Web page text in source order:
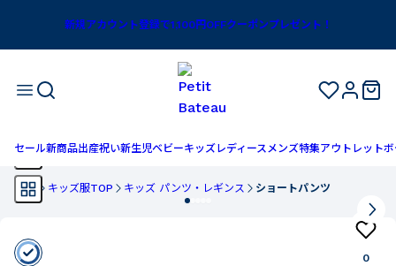
新規アカウント登録で1,100円OFFクーポンプレゼント！
セール新商品出産祝い新生児ベビーキッズ レディースメンズ特集アウトレットボ
TOP キッズ服TOP キッズ パンツ・レギンス ショートパンツ
0